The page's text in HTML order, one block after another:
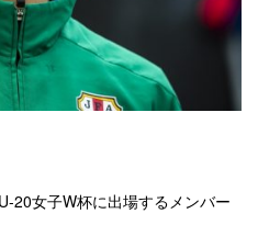
20女子W杯に出場するメンバー